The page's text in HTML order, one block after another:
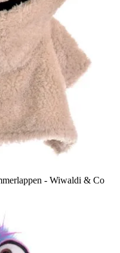
- Wiwaldi & Co